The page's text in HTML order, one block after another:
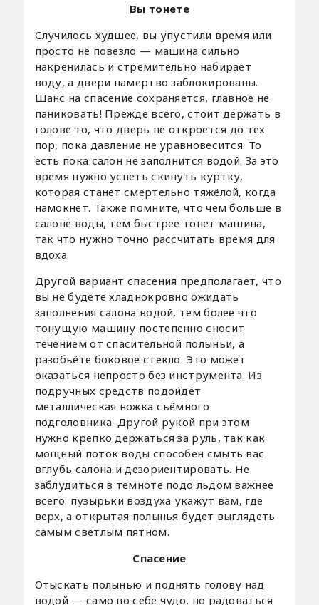
Вы тонете
Случилось худшее, вы упустили время или
просто не повезло — машина сильно
накренилась и стремительно набирает
воду, а двери намертво заблокированы.
Шанс на спасение сохраняется, главное не
паниковать! Прежде всего, стоит держать в
голове то, что дверь не откроется до тех
пор, пока давление не уравновесится. То
есть пока салон не заполнится водой. За это
время нужно успеть скинуть куртку,
которая станет смертельно тяжёлой, когда
намокнет. Также помните, что чем больше в
салоне воды, тем быстрее тонет машина,
так что нужно точно рассчитать время для
вдоха.
Другой вариант спасения предполагает, что
вы не будете хладнокровно ожидать
заполнения салона водой, тем более что
тонущую машину постепенно сносит
течением от спасительной полыньи, а
разобьёте боковое стекло. Это может
оказаться непросто без инструмента. Из
подручных средств подойдёт
металлическая ножка съёмного
подголовника. Другой рукой при этом
нужно крепко держаться за руль, так как
мощный поток воды способен смыть вас
вглубь салона и дезориентировать. Не
заблудиться в темноте подо льдом важнее
всего: пузырьки воздуха укажут вам, где
верх, а открытая полынья будет выглядеть
самым светлым пятном.
Спасение
Отыскать полынью и поднять голову над
водой — само по себе чудо, но радоваться